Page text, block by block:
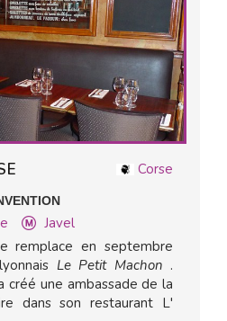
Corse
Javel
remplace en septembre
Le Petit Machon .
créé une ambassade de la
dans son restaurant L'